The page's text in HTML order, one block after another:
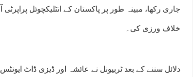
خلاف ورزی کی۔
دلائل سننے کے بعد ٹربیونل نے عائشہ اور ڈیزی ڈاٹ